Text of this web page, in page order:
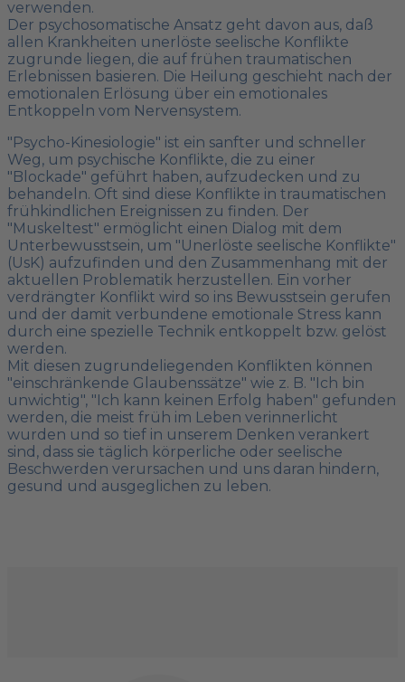
verwenden.
Der psychosomatische Ansatz geht davon aus, daß
allen Krankheiten unerlöste seelische Konflikte
zugrunde liegen, die auf frühen traumatischen
Erlebnissen basieren. Die Heilung geschieht nach der
emotionalen Erlösung über ein emotionales
Entkoppeln vom Nervensystem.
"Psycho-Kinesiologie" ist ein sanfter und schneller
Weg, um psychische Konflikte, die zu einer
"Blockade" geführt haben, aufzudecken und zu
behandeln. Oft sind diese Konflikte in traumatischen
frühkindlichen Ereignissen zu finden. Der
"Muskeltest" ermöglicht einen Dialog mit dem
Unterbewusstsein, um "Unerlöste seelische Konflikte"
(UsK) aufzufinden und den Zusammenhang mit der
aktuellen Problematik herzustellen. Ein vorher
verdrängter Konflikt wird so ins Bewusstsein gerufen
und der damit verbundene emotionale Stress kann
durch eine spezielle Technik entkoppelt bzw. gelöst
werden.
Mit diesen zugrundeliegenden Konflikten können
"einschränkende Glaubenssätze" wie z. B. "Ich bin
unwichtig", "Ich kann keinen Erfolg haben" gefunden
werden, die meist früh im Leben verinnerlicht
wurden und so tief in unserem Denken verankert
sind, dass sie täglich körperliche oder seelische
Beschwerden verursachen und uns daran hindern,
gesund und ausgeglichen zu leben.